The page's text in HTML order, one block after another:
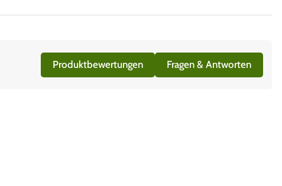
Produktbewertungen Fragen & Antworten